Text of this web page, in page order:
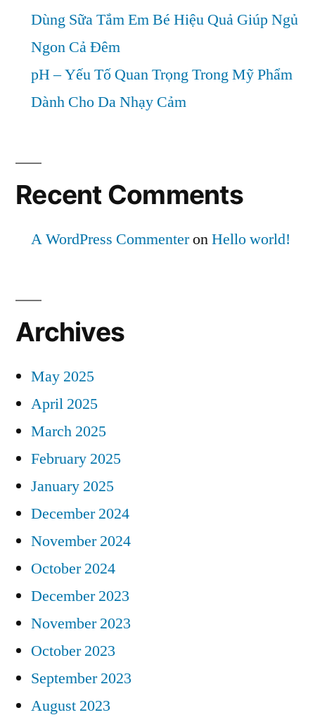
Dùng Sữa Tắm Em Bé Hiệu Quả Giúp Ngủ
Ngon Cả Đêm
pH – Yếu Tố Quan Trọng Trong Mỹ Phẩm
Dành Cho Da Nhạy Cảm
Recent Comments
A WordPress CommenteronHello world!
Archives
May 2025
April 2025
March 2025
February 2025
January 2025
December 2024
November 2024
October 2024
December 2023
November 2023
October 2023
September 2023
August 2023